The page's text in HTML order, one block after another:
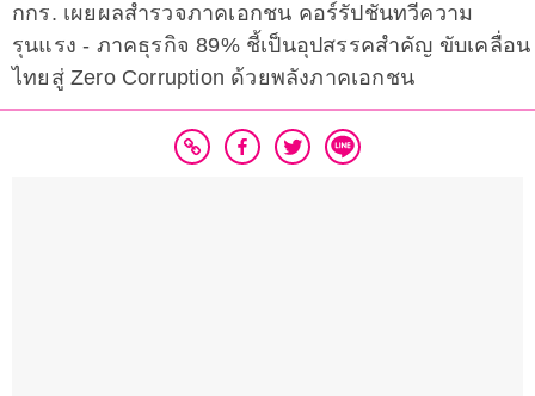
กกร. เผยผลสำรวจภาคเอกชน คอร์รัปชันทวีความ
รุนแรง - ภาคธุรกิจ 89% ชี้เป็นอุปสรรคสำคัญ ขับเคลื่อน
ไทยสู่ Zero Corruption ด้วยพลังภาคเอกชน